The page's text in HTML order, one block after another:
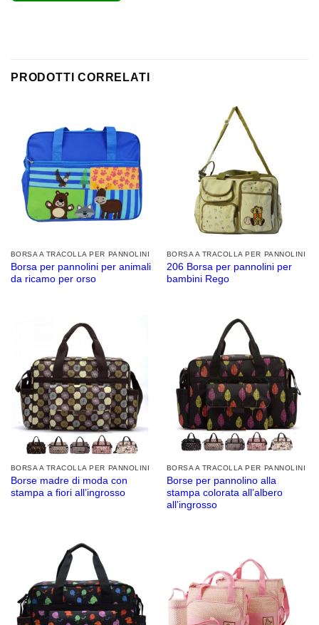
PRODOTTI CORRELATI
BORSA A TRACOLLA PER PANNOLINI
Borsa per pannolini per animali
da ricamo per orso
BORSA A TRACOLLA PER PANNOLINI
206 Borsa per pannolini per
bambini Rego
BORSA A TRACOLLA PER PANNOLINI
Borse madre di moda con
stampa a fiori all’ingrosso
BORSA A TRACOLLA PER PANNOLINI
Borse per pannolino alla
stampa colorata all’albero
all’ingrosso